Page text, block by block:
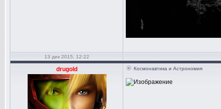
13 дек 2015, 12:22
drugold Космонавтика и Астрономия